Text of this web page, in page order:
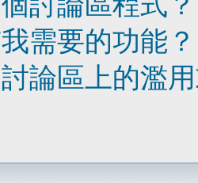
需要的功能？
論區上的濫